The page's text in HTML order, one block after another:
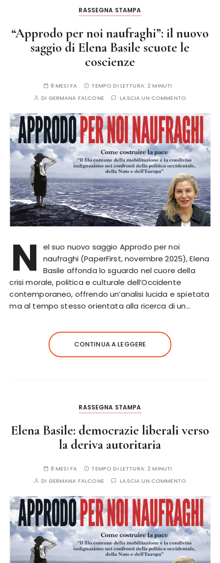
RASSEGNA STAMPA
“Approdo per noi naufraghi”: il nuovo
saggio di Elena Basile scuote le
coscienze
8 MESI FA TEMPO DI LETTURA:2 MINUTI
DI GERMANA FALCONE LASCIA UN COMMENTO
N
el suo nuovo saggio Approdo per noi
naufraghi (PaperFirst, novembre 2025), Elena
Basile affonda lo sguardo nel cuore della
crisi morale, politica e culturale dell’Occidente
contemporaneo, offrendo un’analisi lucida e spietata
ma al tempo stesso orientata alla ricerca di un…
CONTINUA A LEGGERE
RASSEGNA STAMPA
Elena Basile: democrazie liberali verso
la deriva autoritaria
8 MESI FA TEMPO DI LETTURA:2 MINUTI
DI GERMANA FALCONE LASCIA UN COMMENTO